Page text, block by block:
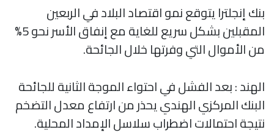
بنك إنجلترا يتوقع نمو اقتصاد البلاد في الربعين
المقبلين بشكل سريع للغاية مع إنفاق الأسر نحو 5%
من الأموال التي وفرتها خلال الجائحة.
الهند : بعد الفشل في احتواء الموجة الثانية للجائحة
البنك المركزي الهندي يحذر من ارتفاع معدل التضخم
نتيجة احتمالات اضطراب سلاسل الإمداد المحلية.